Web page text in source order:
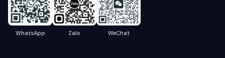
WhatsApp Zalo WeChat